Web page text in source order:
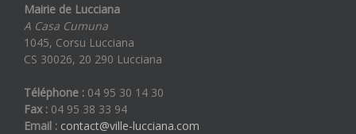
Mairie de Lucciana
A Casa Cumuna
1045, Corsu Lucciana
CS 30026, 20 290 Lucciana
Téléphone : 04 95 30 14 30
Fax : 04 95 38 33 94
Email : contact@ville-lucciana.com